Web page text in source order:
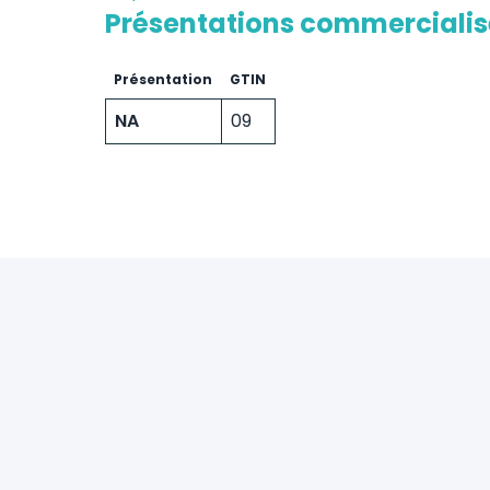
Présentations
Présentation GTIN
NA 09